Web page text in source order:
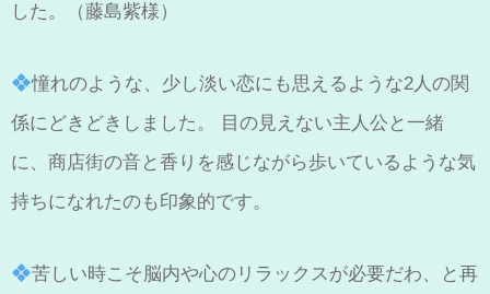
した。（藤島紫様）
憧れのような、少し淡い恋にも思えるような2人の関
係にどきどきしました。 目の見えない主人公と一緒
に、商店街の音と香りを感じながら歩いているような気
持ちになれたのも印象的です。
苦しい時こそ脳内や心のリラックスが必要だわ、と再